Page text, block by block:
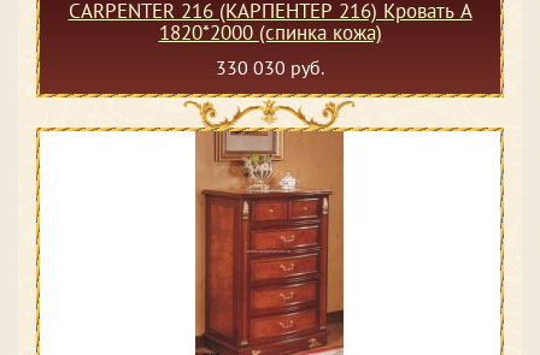
CARPENTER 216 (КАРПЕНТЕР 216) Кровать А
1820*2000 (спинка кожа)
330 030 руб.